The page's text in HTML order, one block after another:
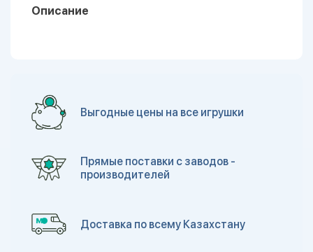
Описание
Выгодные цены на все игрушки
Прямые поставки с заводов -
производителей
Доставка по всему Казахстану